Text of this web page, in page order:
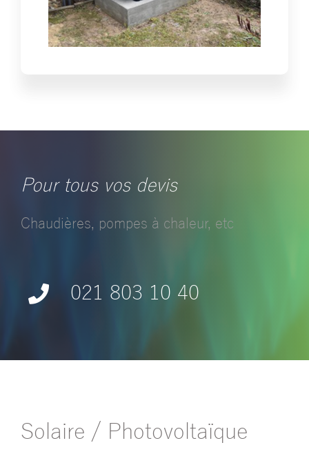
Pour tous vos devis
Chaudières, pompes à chaleur, etc
021 803 10 40
Solaire / Photovoltaïque